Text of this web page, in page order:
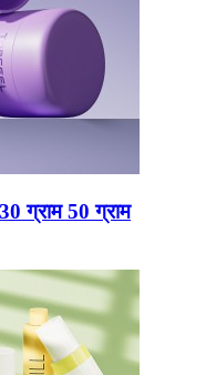
ग्राम 50 ग्राम